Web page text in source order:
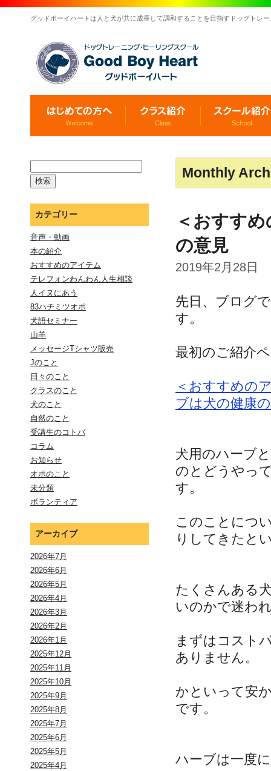
グッドボーイハートは人と犬が共に成長して調和することを目指すドッグトレ
カテゴリー
音声・動画
本の紹介
おすすめのアイテム
テレフォンわんわん人生相談
人イヌにあう
83ハチミツオポ
犬語セミナー
山羊
メッセージTシャツ販売
Jのこと
日々のこと
クラスのこと
犬のこと
自然のこと
受講生のコトバ
コラム
お知らせ
オポのこと
未分類
ボランティア
アーカイブ
2026年7月
2026年6月
2026年5月
2026年4月
2026年3月
2026年2月
2026年1月
2025年12月
2025年11月
2025年10月
2025年9月
2025年8月
2025年7月
2025年6月
2025年5月
2025年4月
Monthly
＜おすす
の意見
2019年2月28日
先日、ブログ
す。
最初のご紹介
＜おすすめの
ブは犬の健康
犬用のハーブ
のとどうやっ
す。
このことにつ
りしてきたと
たくさんある
いのかで迷わ
まずはコスト
ありません。
かといって安
です。
ハーブは一度